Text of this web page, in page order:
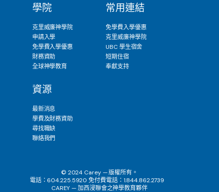
學院
克里威廉神學院
申請入學
免學費入學優惠
財務資助
全球神學教育
常用連結
免學費入學優惠
克里威廉神學院
UBC 學生宿舍
短期住宿
奉獻支持
資源
最新消息
學費及財務資助
尋找職缺
聯絡我們
© 2024 Carey — 版權所有。
電話：604.225.5920 免付費電話：1.844.862.2739
CAREY — 加西浸聯會之神學教育夥伴